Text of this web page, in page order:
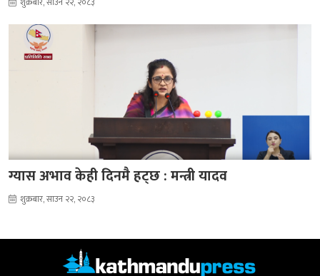
ग्यास अभाव केही दिनमै हट्छ : मन्त्री यादव
शुक्रबार, साउन २२, २०८३